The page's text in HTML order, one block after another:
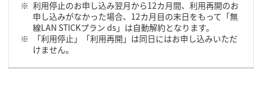
利用停止のお申し込み翌月から12カ月間、利用再開のお
申し込みがなかった場合、12カ月目の末日をもって「無
線LAN STICKプラン ds」は自動解約となります。
「利用停止」「利用再開」は同日にはお申し込みいただ
けません。